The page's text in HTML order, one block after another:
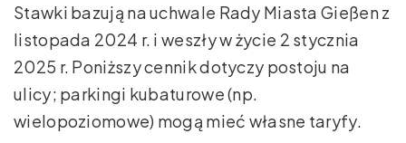
Stawki bazują na uchwale Rady Miasta Gießen z
listopada 2024 r. i weszły w życie 2 stycznia
2025 r. Poniższy cennik dotyczy postoju na
ulicy; parkingi kubaturowe (np.
wielopoziomowe) mogą mieć własne taryfy.